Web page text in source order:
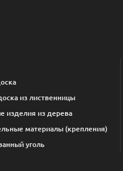
из лиственницы
изделия из дерева
материалы (крепления)
уголь